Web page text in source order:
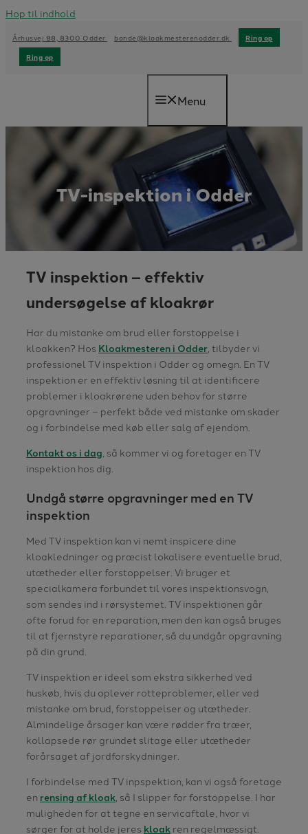
Hop til indhold
Århusvej 88, 8300 Odder bonde@kloakmesterenodder.dk
Ring op
Ring op
Menu
TV-inspektion i Odder
TV inspektion – effektiv
undersøgelse af kloakrør
Har du mistanke om brud eller forstoppelse i
kloakken? Hos Kloakmesteren i Odder , tilbyder vi
professionel TV inspektion i Odder og omegn. En TV
inspektion er en effektiv løsning til at identificere
problemer i kloakrørene uden behov for større
opgravninger – perfekt både ved mistanke om skader
og i forbindelse med køb eller salg af ejendom.
Kontakt os i dag , så kommer vi og foretager en TV
inspektion hos dig.
​Undgå større opgravninger med en TV
inspektion
Med TV inspektion kan vi nemt inspicere dine
kloakledninger og præcist lokalisere eventuelle brud,
utætheder eller forstoppelser. Vi bruger et
specialkamera forbundet til vores inspektionsvogn,
som sendes ind i rørsystemet. TV inspektionen går
ofte forud for en reparation, men den kan også bruges
til at fjernstyre reparationer, så du undgår opgravning
på din grund.
TV inspektion er ideel som ekstra sikkerhed ved
huskøb, hvis du oplever rotteproblemer, eller ved
mistanke om brud, forstoppelser og utætheder.
Almindelige årsager kan være rødder fra træer,
kollapsede rør grundet slitage eller utætheder
forårsaget af jordforskydninger.
I forbindelse med TV inpspektion, kan vi også foretage
en rensing af kloak , så I slipper for forstoppelse. I har
muligheden for at tegne en servicaftale, hvor vi
sørger for at holde jeres kloak ren regelmæssigt.